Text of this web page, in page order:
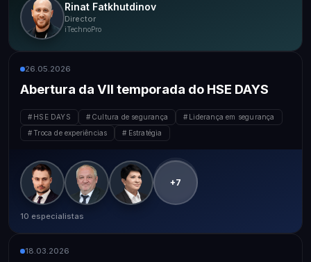
Rinat Fatkhutdinov
Director
iTechnoPro
26.05.2026
Abertura da VII temporada do HSE DAYS
HSE DAYS Cultura de segurança
Liderança em segurança
Troca de experiências
Estratégia
+7
10 especialistas
18.03.2026